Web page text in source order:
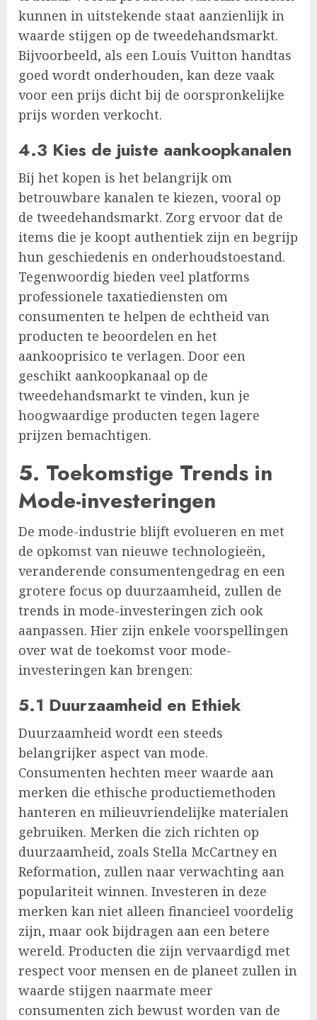
kunnen in uitstekende staat aanzienlijk in
waarde stijgen op de tweedehandsmarkt.
Bijvoorbeeld, als een Louis Vuitton handtas
goed wordt onderhouden, kan deze vaak
voor een prijs dicht bij de oorspronkelijke
prijs worden verkocht.
4.3 Kies de juiste aankoopkanalen
Bij het kopen is het belangrijk om
betrouwbare kanalen te kiezen, vooral op
de tweedehandsmarkt. Zorg ervoor dat de
items die je koopt authentiek zijn en begrijp
hun geschiedenis en onderhoudstoestand.
Tegenwoordig bieden veel platforms
professionele taxatiediensten om
consumenten te helpen de echtheid van
producten te beoordelen en het
aankooprisico te verlagen. Door een
geschikt aankoopkanaal op de
tweedehandsmarkt te vinden, kun je
hoogwaardige producten tegen lagere
prijzen bemachtigen.
5. Toekomstige Trends in
Mode-investeringen
De mode-industrie blijft evolueren en met
de opkomst van nieuwe technologieën,
veranderende consumentengedrag en een
grotere focus op duurzaamheid, zullen de
trends in mode-investeringen zich ook
aanpassen. Hier zijn enkele voorspellingen
over wat de toekomst voor mode-
investeringen kan brengen:
5.1 Duurzaamheid en Ethiek
Duurzaamheid wordt een steeds
belangrijker aspect van mode.
Consumenten hechten meer waarde aan
merken die ethische productiemethoden
hanteren en milieuvriendelijke materialen
gebruiken. Merken die zich richten op
duurzaamheid, zoals Stella McCartney en
Reformation, zullen naar verwachting aan
populariteit winnen. Investeren in deze
merken kan niet alleen financieel voordelig
zijn, maar ook bijdragen aan een betere
wereld. Producten die zijn vervaardigd met
respect voor mensen en de planeet zullen in
waarde stijgen naarmate meer
consumenten zich bewust worden van de